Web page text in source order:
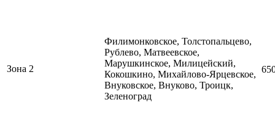
Зона 2
Филимонковское, Толстопальцево,
Рублево, Матвеевское,
Марушкинское, Милицейский,
Кокошкино, Михайлово-Ярцевское,
Внуковское, Внуково, Троицк,
Зеленоград